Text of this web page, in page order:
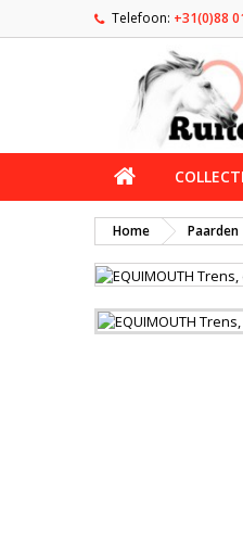
Telefoon: +31(0)88
Home Paarden